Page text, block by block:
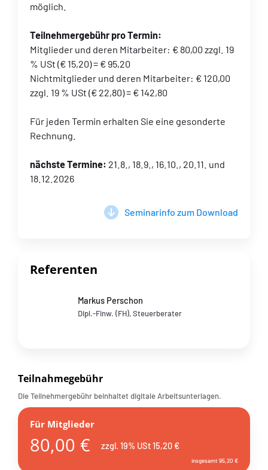
möglich.
Teilnehmergebühr pro Termin:
Mitglieder und deren Mitarbeiter: € 80,00 zzgl. 19
% USt (€ 15,20) = € 95,20
Nichtmitglieder und deren Mitarbeiter: € 120,00
zzgl. 19 % USt (€ 22,80) = € 142,80
Für jeden Termin erhalten Sie eine gesonderte
Rechnung.
nächste Termine: 21.8., 18.9., 16.10., 20.11. und
18.12.2026
Seminarinfo zum Download
Referenten
Markus Perschon
Dipl.-Finw. (FH), Steuerberater
Teilnahmegebühr
Die Teilnehmergebühr beinhaltet digitale Arbeitsunterlagen.
Für Mitglieder
80,00 € zzgl. 19% USt 15,20 €
insgesamt 95,20 €